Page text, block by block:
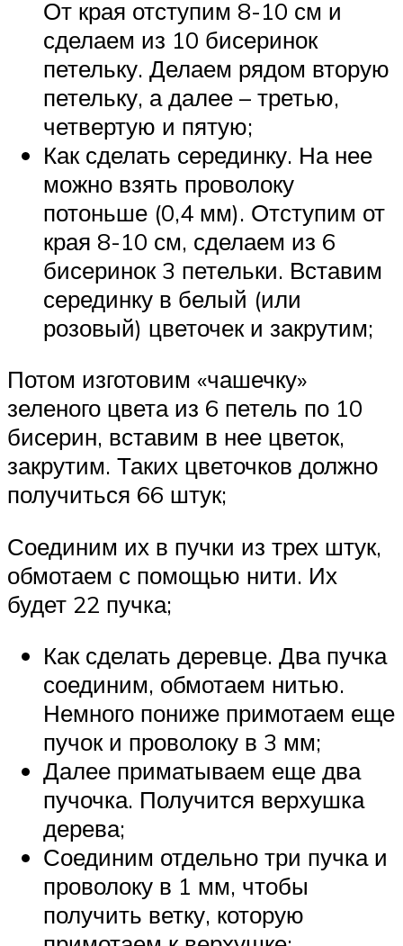
От края отступим 8-10 см и
сделаем из 10 бисеринок
петельку. Делаем рядом вторую
петельку, а далее – третью,
четвертую и пятую;
Как сделать серединку. На нее
можно взять проволоку
потоньше (0,4 мм). Отступим от
края 8-10 см, сделаем из 6
бисеринок 3 петельки. Вставим
серединку в белый (или
розовый) цветочек и закрутим;
Потом изготовим «чашечку»
зеленого цвета из 6 петель по 10
бисерин, вставим в нее цветок,
закрутим. Таких цветочков должно
получиться 66 штук;
Соединим их в пучки из трех штук,
обмотаем с помощью нити. Их
будет 22 пучка;
Как сделать деревце. Два пучка
соединим, обмотаем нитью.
Немного пониже примотаем еще
пучок и проволоку в 3 мм;
Далее приматываем еще два
пучочка. Получится верхушка
дерева;
Соединим отдельно три пучка и
проволоку в 1 мм, чтобы
получить ветку, которую